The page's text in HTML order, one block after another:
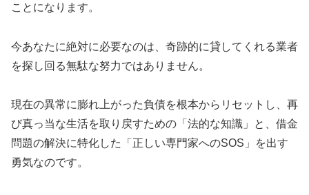
ことになります。
今あなたに絶対に必要なのは、奇跡的に貸してくれる業者
を探し回る無駄な努力ではありません。
現在の異常に膨れ上がった負債を根本からリセットし、再
び真っ当な生活を取り戻すための「法的な知識」と、借金
問題の解決に特化した「正しい専門家へのSOS」を出す
勇気なのです。